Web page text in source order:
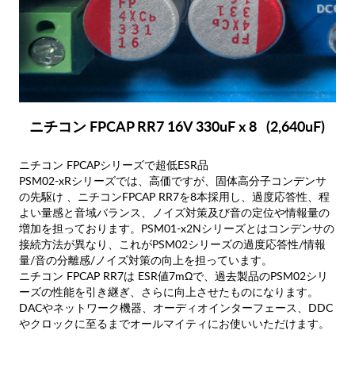
ニチコン FPCAP RR7 16V 330uF x 8 (2,640uF)
ニチコン FPCAPシリーズで超低ESR品
PSM02-xRシリーズでは、高価ですが、固体高分子コンデンサ
の先駆け 、ニチコンFPCAP RR7を8本採用し、過度応答性、程
よい量感と音域バランス、ノイズ対策及び音の定位や情報量の
増加を担っております。PSM01-x2Nシリーズとはコンデンサの
接続方法が異なり、これがPSM02シリーズの過度応答性/情報
量/音の分離感/ノイズ対策の向上を担っています。
ニチコン FPCAP RR7は ESR値7mΩで、過去製品のPSM02シリ
ーズの性能を引き継ぎ、さらに向上させたものになります。
DACやネットワーク機器、オーディオインターフェース、DDC
やクロックに至るまでオールマイティにお使いいただけます。